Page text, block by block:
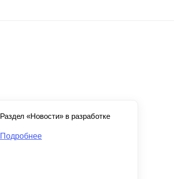
Раздел «Новости» в разработке
Подробнее